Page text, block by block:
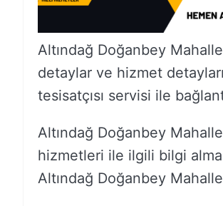
Altındağ Doğanbey
detaylar ve hizmet
tesisatçısı servisi ile
Altındağ Doğanbey
hizmetleri ile ilgili bilgi
Altındağ Doğanbey